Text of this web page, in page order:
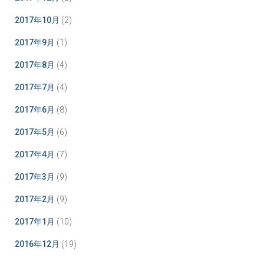
2017年10月 (2)
2017年9月 (1)
2017年8月 (4)
2017年7月 (4)
2017年6月 (8)
2017年5月 (6)
2017年4月 (7)
2017年3月 (9)
2017年2月 (9)
2017年1月 (10)
2016年12月 (19)